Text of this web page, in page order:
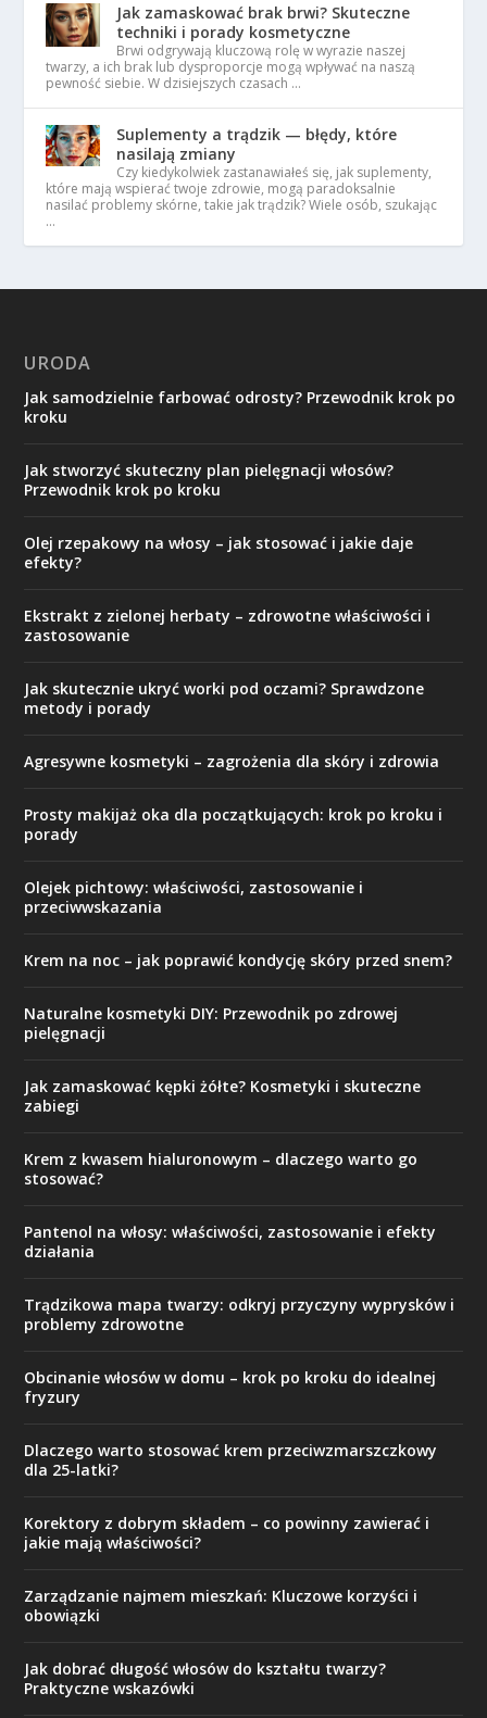
Jak zamaskować brak brwi? Skuteczne
techniki i porady kosmetyczne
Brwi odgrywają kluczową rolę w wyrazie naszej
twarzy, a ich brak lub dysproporcje mogą wpływać na naszą
pewność siebie. W dzisiejszych czasach …
Suplementy a trądzik — błędy, które
nasilają zmiany
Czy kiedykolwiek zastanawiałeś się, jak suplementy,
które mają wspierać twoje zdrowie, mogą paradoksalnie
nasilać problemy skórne, takie jak trądzik? Wiele osób, szukając
…
URODA
Jak samodzielnie farbować odrosty? Przewodnik krok po
kroku
Jak stworzyć skuteczny plan pielęgnacji włosów?
Przewodnik krok po kroku
Olej rzepakowy na włosy – jak stosować i jakie daje
efekty?
Ekstrakt z zielonej herbaty – zdrowotne właściwości i
zastosowanie
Jak skutecznie ukryć worki pod oczami? Sprawdzone
metody i porady
Agresywne kosmetyki – zagrożenia dla skóry i zdrowia
Prosty makijaż oka dla początkujących: krok po kroku i
porady
Olejek pichtowy: właściwości, zastosowanie i
przeciwwskazania
Krem na noc – jak poprawić kondycję skóry przed snem?
Naturalne kosmetyki DIY: Przewodnik po zdrowej
pielęgnacji
Jak zamaskować kępki żółte? Kosmetyki i skuteczne
zabiegi
Krem z kwasem hialuronowym – dlaczego warto go
stosować?
Pantenol na włosy: właściwości, zastosowanie i efekty
działania
Trądzikowa mapa twarzy: odkryj przyczyny wyprysków i
problemy zdrowotne
Obcinanie włosów w domu – krok po kroku do idealnej
fryzury
Dlaczego warto stosować krem przeciwzmarszczkowy
dla 25-latki?
Korektory z dobrym składem – co powinny zawierać i
jakie mają właściwości?
Zarządzanie najmem mieszkań: Kluczowe korzyści i
obowiązki
Jak dobrać długość włosów do kształtu twarzy?
Praktyczne wskazówki